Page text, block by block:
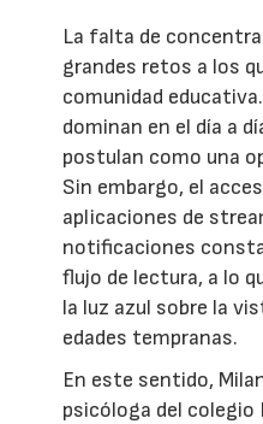
La falta de
grandes retos a los
comunidad
dominan en el día a
postulan como una
Sin embargo, el
aplicaciones de
notificaciones
flujo de lectura, a lo
la luz azul sobre la
edades tempranas.
En este sentido,
psicóloga del colegio